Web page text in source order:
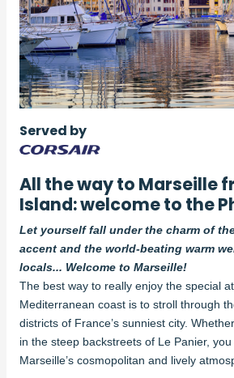
All the way to Marseille
Island: welcome to the
Let yourself fall under the charm of
accent and the world-beating warm
locals... Welcome to Marseille!
The best way to really enjoy the special
Mediterranean coast is to stroll through
districts of France’s sunniest city.
in the steep backstreets of Le Panier,
Marseille’s cosmopolitan and lively
Served by